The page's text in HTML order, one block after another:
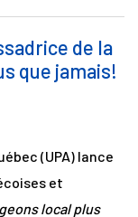
de la
que jamais!
(UPA) lance
et
local plus